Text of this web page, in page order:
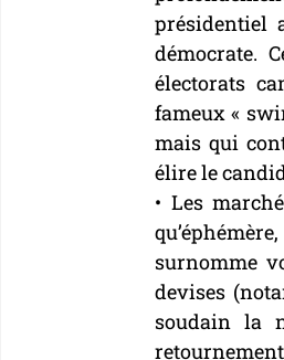
présidentiel
démocrate.
électorats
fameux «
mais qui
élire le
• Les
surnomme
devises
soudain la